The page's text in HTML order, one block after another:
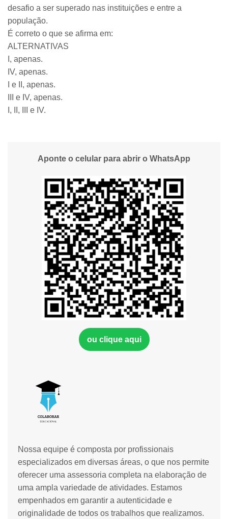
desafio a ser superado nas instituições e entre a
população.
É correto o que se afirma em:
ALTERNATIVAS
I, apenas.
IV, apenas.
I e II, apenas.
III e IV, apenas.
I, II, III e IV.
Nossa equipe é composta por profissionais
especializados em diversas áreas, o que nos permite
oferecer uma assessoria completa na elaboração de
uma ampla variedade de atividades. Estamos
empenhados em garantir a autenticidade e
originalidade de todos os trabalhos que realizamos.
Aponte o celular para abrir o WhatsApp
ou clique aqui